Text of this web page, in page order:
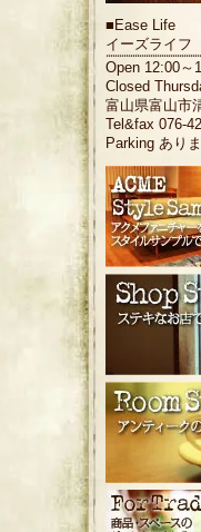
■ Ease Life
イーズライフ
Open 12:00～
Closed
富山県富山市
Tel&fax 076-
Parking あり